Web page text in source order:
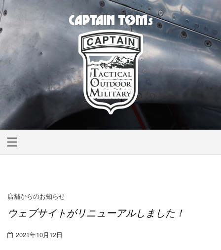
Skip
to
content
CAPTAIN TOM'S
キャプテントム
店舗からのお知らせ
ウェブサイトがリニューアルしました！
2021年10月12日